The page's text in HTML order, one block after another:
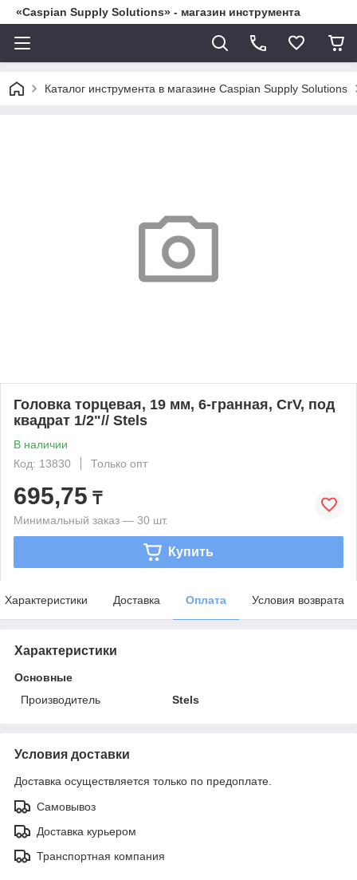
«Caspian Supply Solutions» - магазин инструмента
Каталог инструмента в магазине Caspian Supply Solutions
Головка торцевая, 19 мм, 6-гранная, CrV, под
квадрат 1/2"// Stels
В наличии
Код: 13830
Только опт
695,75 ₸
Минимальный заказ — 30 шт.
Купить
Характеристики Доставка Оплата Условия возврата
Характеристики
Основные
Производитель
Stels
Условия доставки
Доставка осуществляется только по предоплате.
Самовывоз
Доставка курьером
Транспортная компания